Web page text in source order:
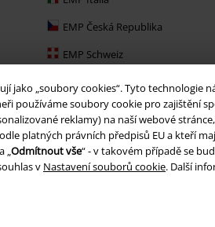
jako „soubory cookies“. Tyto
používáme soubory cookie pro zajištění
reklamy) na naší webové
platných právních předpisů EU a kteří
„Odmítnout vše“ - v takovém případě se
v Nastavení souborů cookie. Další
EMP Česká Republika
EMP Schweiz
EMP Ireland
EMP Sverige
Large Nederland
EMP Slovensko